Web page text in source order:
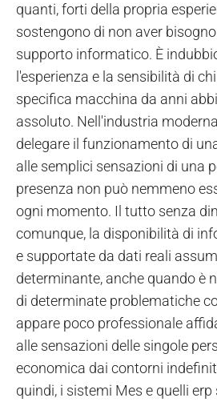
quanti, forti della propria
sostengono di non aver
supporto informatico. È
l'esperienza e la sensibilità di
specifica macchina da anni
assoluto. Nell'industria
delegare il funzionamento di
alle semplici sensazioni di una
presenza non può nemmeno
ogni momento. Il tutto senza
comunque, la disponibilità di
e supportate da dati reali
determinante, anche quando è
di determinate problematiche
appare poco professionale
alle sensazioni delle singole
economica dai contorni
quindi, i sistemi Mes e quelli